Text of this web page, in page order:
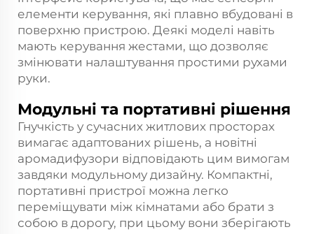
елементи керування, які плавно вбудовані в
поверхню пристрою. Деякі моделі навіть
мають керування жестами, що дозволяє
змінювати налаштування простими рухами
руки.
Модульні та портативні рішення
Гнучкість у сучасних житлових просторах
вимагає адаптованих рішень, а новітні
аромадифузори відповідають цим вимогам
завдяки модульному дизайну. Компактні,
портативні пристрої можна легко
переміщувати між кімнатами або брати з
собою в дорогу, при цьому вони зберігають